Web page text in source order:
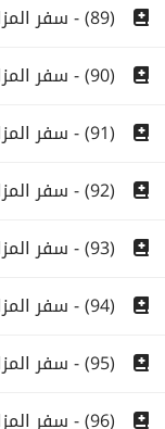
(89) - سفر المزامير الاصحاح التاسع والثمانون
(90) - سفر المزامير الاصحاح التسعون
(91) - سفر المزامير الاصحاح الحادى والتسعون
(92) - سفر المزامير الاصحاح الثانى والتسعون
(93) - سفر المزامير الاصحاح الثالث والتسعون
(94) - سفر المزامير الاصحاح الرابع والتسعون
(95) - سفر المزامير الاصحاح الخامس والتسعون
(96) - سفر المزامير الاصحاح السادس والتسعون